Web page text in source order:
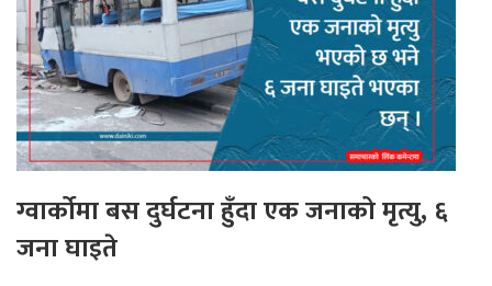
ग्वार्कोमा बस दुर्घटना हुँदा एक जनाको मृत्यु, ६
जना घाइते